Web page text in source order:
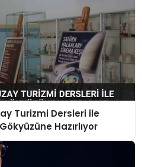
Turizmi Dersleri ile
Hazırlıyor